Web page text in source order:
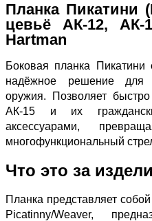
Планка Пикатини
цевьё АК‑12,
Hartman
Боковая планка
надёжное решение для
оружия. Позволяет
АК‑15 и их
аксессуарами,
многофункциональный
Что это за
Планка представляет
Picatinny/Weaver,